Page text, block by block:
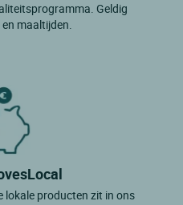
Geldig
maaltijden.
lokale producten zit in ons